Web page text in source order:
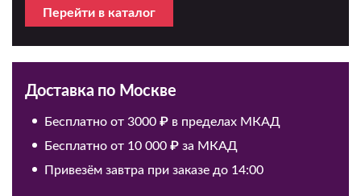
Перейти в каталог
Доставка по Москве
Бесплатно от 3000 ₽ в пределах МКАД
Бесплатно от 10 000 ₽ за МКАД
Привезём завтра при заказе до 14:00